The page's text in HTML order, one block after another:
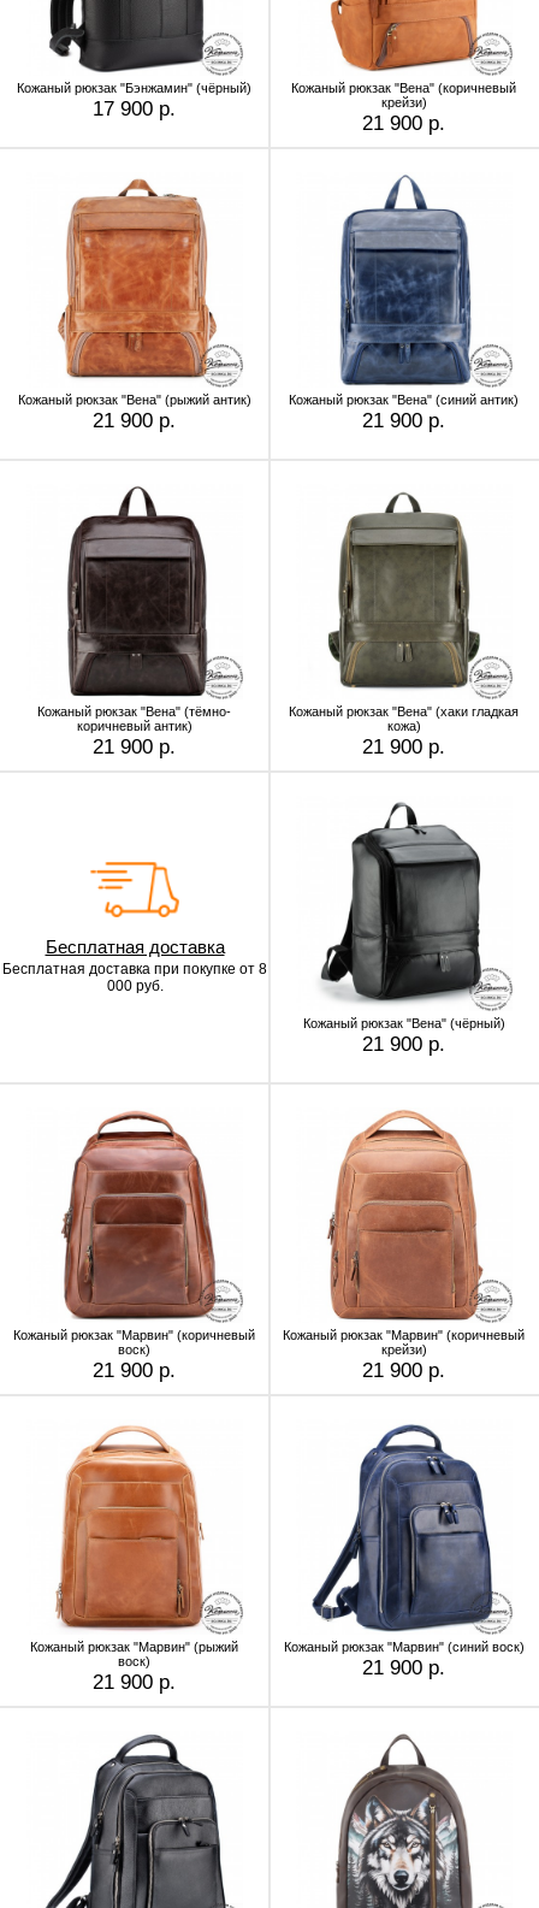
Кожаный рюкзак "Бэнжамин" (чёрный)
17 900 р.
Кожаный рюкзак "Вена" (коричневый
крейзи)
21 900 р.
Кожаный рюкзак "Вена" (рыжий антик)
21 900 р.
Кожаный рюкзак "Вена" (синий антик)
21 900 р.
Кожаный рюкзак "Вена" (тёмно-
коричневый антик)
21 900 р.
Кожаный рюкзак "Вена" (хаки гладкая
кожа)
21 900 р.
Бесплатная доставка
Бесплатная доставка при покупке от 8
000 руб.
Кожаный рюкзак "Вена" (чёрный)
21 900 р.
Кожаный рюкзак "Марвин" (коричневый
воск)
21 900 р.
Кожаный рюкзак "Марвин" (коричневый
крейзи)
21 900 р.
Кожаный рюкзак "Марвин" (рыжий
воск)
21 900 р.
Кожаный рюкзак "Марвин" (синий воск)
21 900 р.